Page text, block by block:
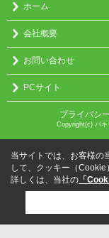
ホーム
会社概要
お問い合わせ
PCサイト
プライバシ
Copyright(c) パ
当サイトでは、お客様の
して、クッキー（Cookie
詳しくは、当社の 「